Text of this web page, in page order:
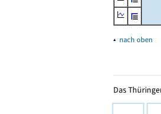
▴ nach oben
Das